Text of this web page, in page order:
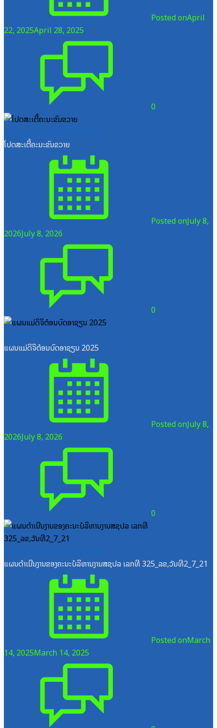
Posted onApril
22, 2025April 28, 2025
0
ໂປດສະເຕີ້ຄະນະຂົນຂວາຍ
Posted onJuly 8,
2026July 8, 2026
0
ແຜນແມ່ດິຈິຕ໋ອນບົດອາຊຽນ 2025
Posted onJuly 8,
2026July 8, 2026
0
ແຜນດຳເນີນງານຂອງຄະນະບໍລິຫານງານສຊປລ ເລກທີ 325_ລຂ,ວັນທີ2_7_21
Posted onMarch
14, 2025March 14, 2025